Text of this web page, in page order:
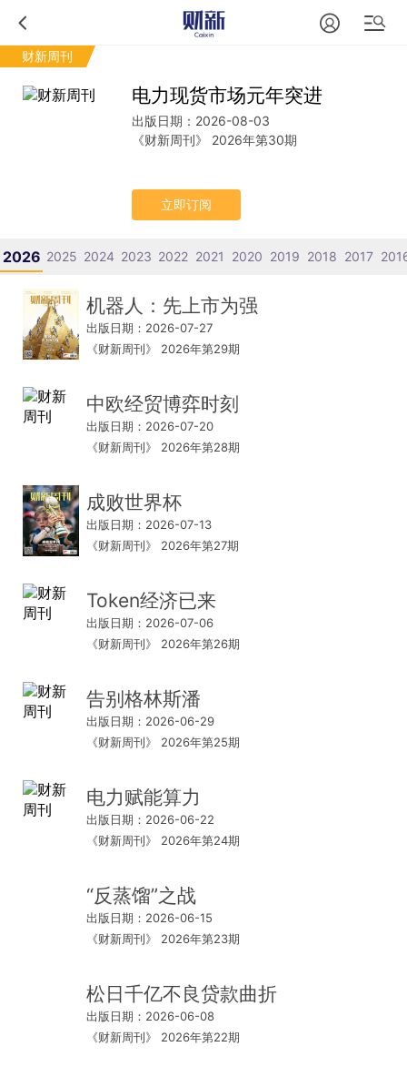
财新周刊
电力现货市场元年突进
出版日期：2026-08-03
《财新周刊》 2026年第30期
立即订阅
2026 2025 2024 2023 2022 2021 2020 2019 2018 2017
机器人：先上市为强
出版日期：2026-07-27
《财新周刊》 2026年第29期
中欧经贸博弈时刻
出版日期：2026-07-20
《财新周刊》 2026年第28期
成败世界杯
出版日期：2026-07-13
《财新周刊》 2026年第27期
Token经济已来
出版日期：2026-07-06
《财新周刊》 2026年第26期
告别格林斯潘
出版日期：2026-06-29
《财新周刊》 2026年第25期
电力赋能算力
出版日期：2026-06-22
《财新周刊》 2026年第24期
“反蒸馏”之战
出版日期：2026-06-15
《财新周刊》 2026年第23期
松日千亿不良贷款曲折
出版日期：2026-06-08
《财新周刊》 2026年第22期